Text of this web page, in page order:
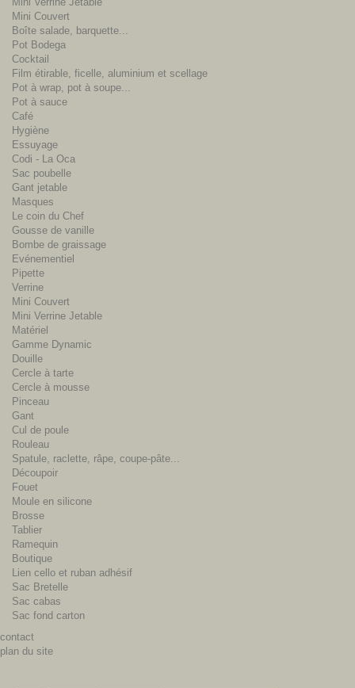
Mini Couvert
Boîte salade, barquette...
Pot Bodega
Cocktail
Film étirable, ficelle, aluminium et scellage
Pot à wrap, pot à soupe...
Pot à sauce
Café
Hygiène
Essuyage
Codi - La Oca
Sac poubelle
Gant jetable
Masques
Le coin du Chef
Gousse de vanille
Bombe de graissage
Evénementiel
Pipette
Verrine
Mini Couvert
Mini Verrine Jetable
Matériel
Gamme Dynamic
Douille
Cercle à tarte
Cercle à mousse
Pinceau
Gant
Cul de poule
Rouleau
Spatule, raclette, râpe, coupe-pâte...
Découpoir
Fouet
Moule en silicone
Brosse
Tablier
Ramequin
Boutique
Lien cello et ruban adhésif
Sac Bretelle
Sac cabas
Sac fond carton
contact
plan du site